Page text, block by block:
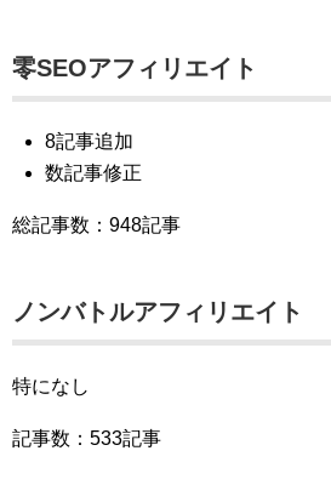
零SEOアフィリエイト
8記事追加
数記事修正
総記事数：948記事
ノンバトルアフィリエイト
特になし
記事数：533記事